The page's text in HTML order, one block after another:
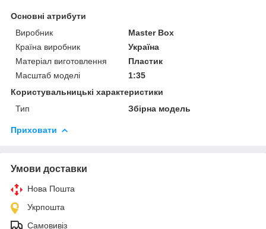
Основні атрибути
Виробник
Master Box
Країна виробник
Україна
Матеріал виготовлення
Пластик
Масштаб моделі
1:35
Користувальницькі характеристики
Тип
Збірна модель
Приховати
Умови доставки
Нова Пошта
Укрпошта
Самовивіз